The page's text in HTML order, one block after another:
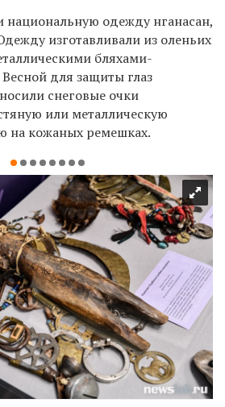
национальную одежду нганасан,
изготавливали из оленьих
бляхами-
для защиты глаз
снеговые очки
или металлическую
на кожаных ремешках.